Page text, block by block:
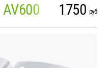
1750 руб